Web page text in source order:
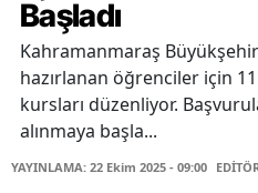
Başladı
Kahramanmaraş Büyükşehir
hazırlanan öğrenciler için
kursları düzenliyor.
alınmaya başla...
YAYINLAMA: 22 Ekim 2025 - 09:00